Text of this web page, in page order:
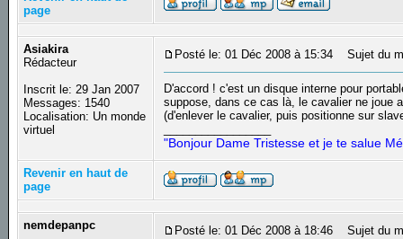
page
Asiakira
Rédacteur
Inscrit le: 29 Jan 2007
Messages: 1540
Localisation: Un monde
virtuel
Posté le: 01 Déc 2008 à 15:34 Sujet du
D'accord ! c'est un disque interne pour
suppose, dans ce cas là, le cavalier ne joue
(d'enlever le cavalier, puis positionne sur
"Bonjour Dame Tristesse et je te salue
Revenir en haut de
page
nemdepanpc Posté le: 01 Déc 2008 à 18:46 Sujet du